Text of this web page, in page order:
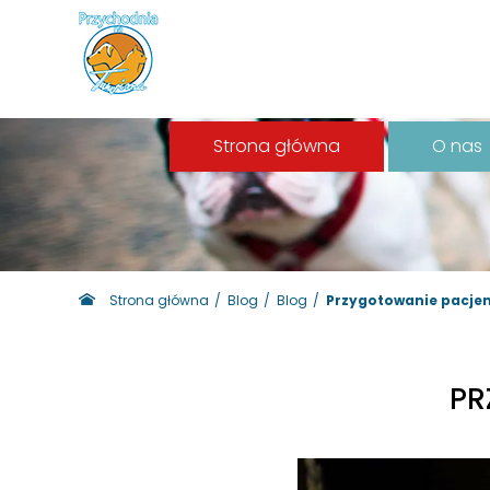
Strona główna O nas
Strona główna Blog Blog Przygotowanie